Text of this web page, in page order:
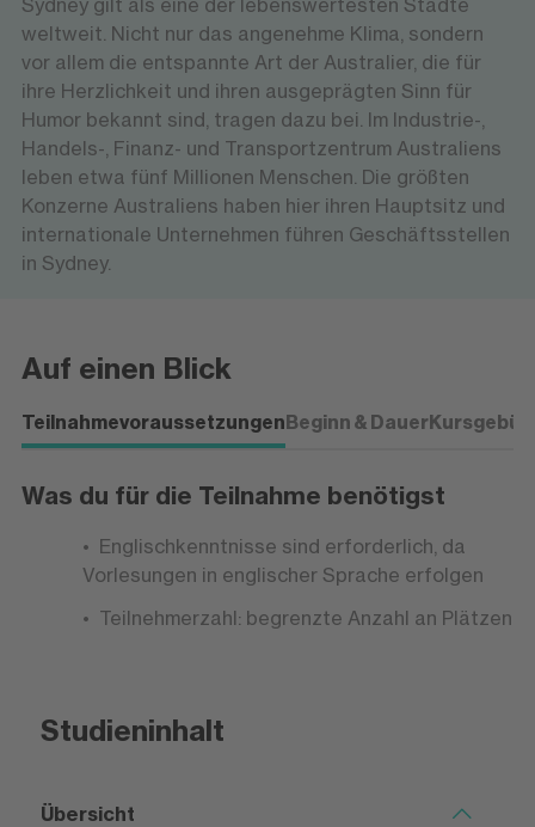
Sydney gilt als eine der lebenswertesten Städte
weltweit. Nicht nur das angenehme Klima, sondern
vor allem die entspannte Art der Australier, die für
ihre Herzlichkeit und ihren ausgeprägten Sinn für
Humor bekannt sind, tragen dazu bei. Im Industrie-,
Handels-, Finanz- und Transportzentrum Australiens
leben etwa fünf Millionen Menschen. Die größten
Konzerne Australiens haben hier ihren Hauptsitz und
internationale Unternehmen führen Geschäftsstellen
in Sydney.
Auf einen Blick
TeilnahmevoraussetzungenBeginn & Dauer
Was du für die Teilnahme benötigst
Englischkenntnisse sind erforderlich, da
Vorlesungen in englischer Sprache erfolgen
Teilnehmerzahl: begrenzte Anzahl an Plätzen
Studieninhalt
Übersicht